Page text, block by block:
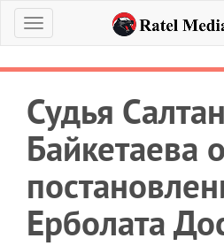
Меню
Судья
Байкетаева
Ерболата